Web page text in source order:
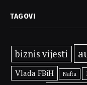
TAGOVI
biznis vijesti
Vlada FBiH Nafta